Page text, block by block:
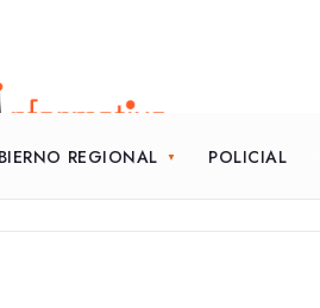
REGIONAL POLICIAL